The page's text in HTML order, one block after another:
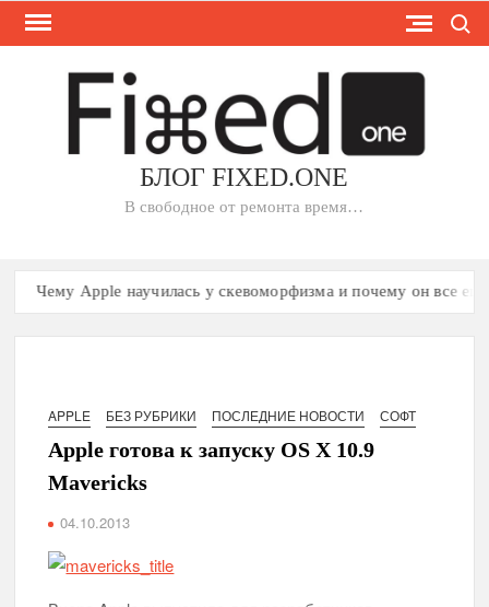
Skip
БЛОГ FIXED.ONE
В свободное от ремонта время…
Чему Apple научилась у скевоморфизма и почему он все еще
APPLE БЕЗ РУБРИКИ ПОСЛЕДНИЕ НОВОСТИ СОФТ
Apple готова к запуску OS X 10.9
Mavericks
04.10.2013